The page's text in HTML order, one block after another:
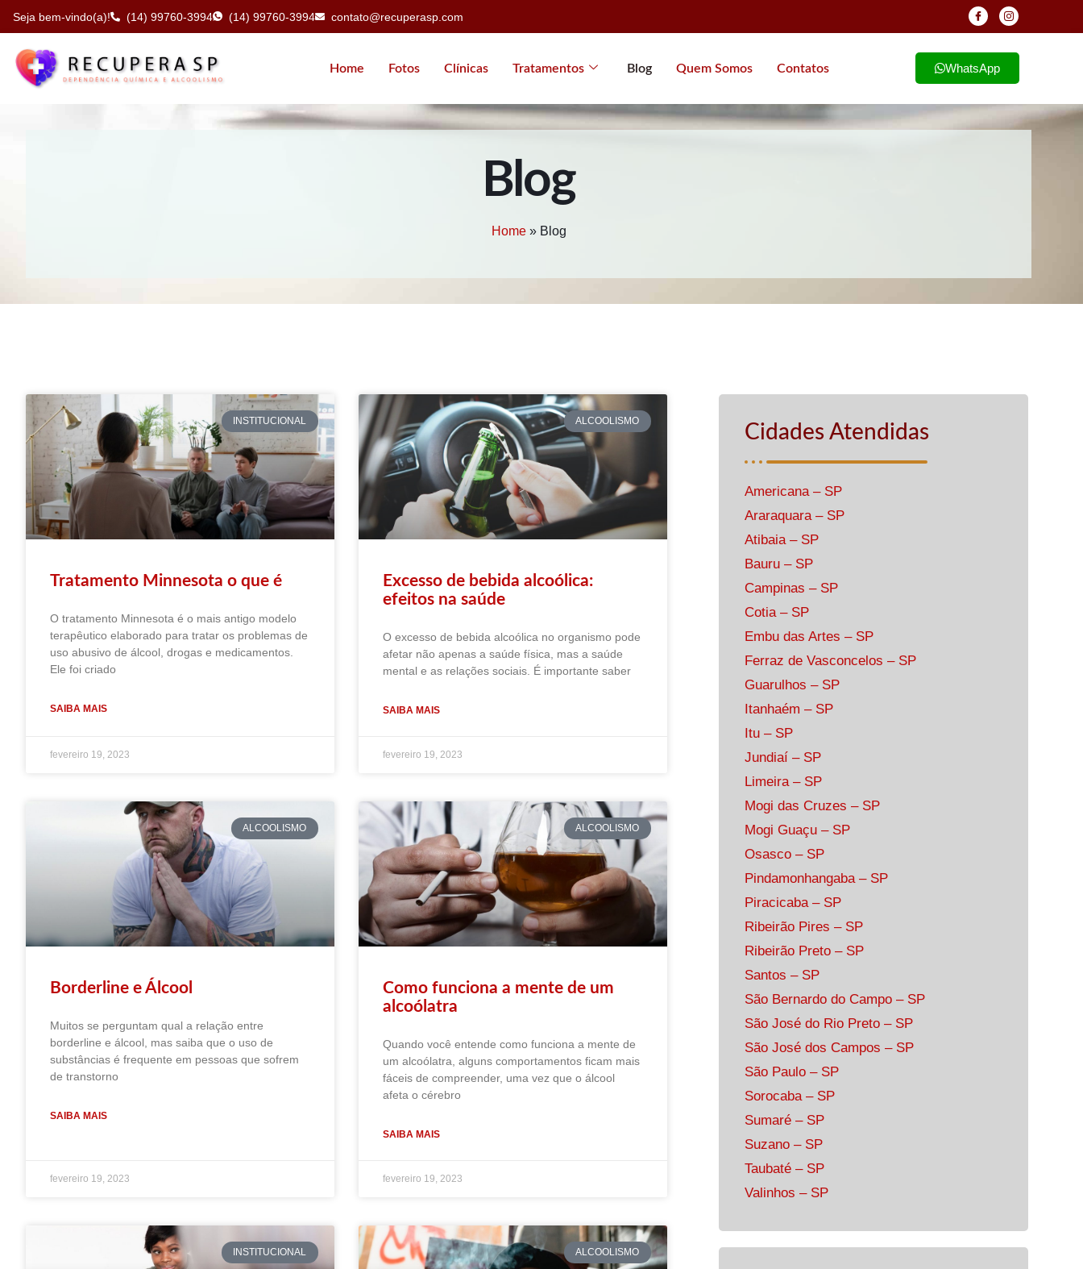
Seja bem-vindo(a)! (14) 99760-3994 (14) 99760-3994 contato@recuperasp.com
Home Fotos Clínicas Tratamentos Blog Quem Somos Contatos WhatsApp
Blog
Home» Blog
INSTITUCIONAL
Tratamento Minnesota o que é
O tratamento Minnesota é o mais antigo modelo
terapêutico elaborado para tratar os problemas de
uso abusivo de álcool, drogas e medicamentos.
Ele foi criado
SAIBA MAIS
fevereiro 19, 2023
ALCOOLISMO
Excesso de bebida alcoólica:
efeitos na saúde
O excesso de bebida alcoólica no organismo pode
afetar não apenas a saúde física, mas a saúde
mental e as relações sociais. É importante saber
SAIBA MAIS
fevereiro 19, 2023
ALCOOLISMO
Borderline e Álcool
Muitos se perguntam qual a relação entre
borderline e álcool, mas saiba que o uso de
substâncias é frequente em pessoas que sofrem
de transtorno
SAIBA MAIS
fevereiro 19, 2023
ALCOOLISMO
Como funciona a mente de um
alcoólatra
Quando você entende como funciona a mente de
um alcoólatra, alguns comportamentos ficam mais
fáceis de compreender, uma vez que o álcool
afeta o cérebro
SAIBA MAIS
fevereiro 19, 2023
INSTITUCIONAL ALCOOLISMO
Cidades Atendidas
Americana – SP
Araraquara – SP
Atibaia – SP
Bauru – SP
Campinas – SP
Cotia – SP
Embu das Artes – SP
Ferraz de Vasconcelos – SP
Guarulhos – SP
Itanhaém – SP
Itu – SP
Jundiaí – SP
Limeira – SP
Mogi das Cruzes – SP
Mogi Guaçu – SP
Osasco – SP
Pindamonhangaba – SP
Piracicaba – SP
Ribeirão Pires – SP
Ribeirão Preto – SP
Santos – SP
São Bernardo do Campo – SP
São José do Rio Preto – SP
São José dos Campos – SP
São Paulo – SP
Sorocaba – SP
Sumaré – SP
Suzano – SP
Taubaté – SP
Valinhos – SP